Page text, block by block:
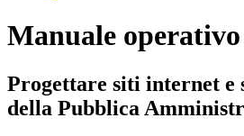
Manuale
Progettare siti internet
della Pubblica